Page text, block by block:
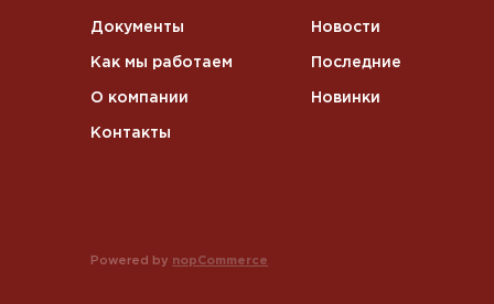
Документы
Как мы работаем
О компании
Контакты
Новости
Последние
Новинки
Powered by nopCommerce